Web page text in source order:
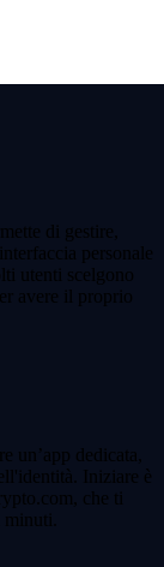
di gestire,
personale
utenti scelgono
avere il proprio
un’app dedicata,
Iniziare è
che ti